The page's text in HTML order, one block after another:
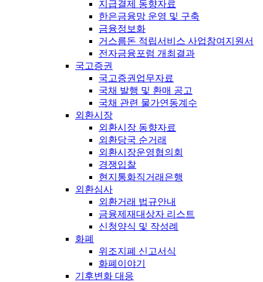
지급결제 동향자료
한은금융망 운영 및 구축
금융정보화
거스름돈 적립서비스 사업참여지원서
전자금융포럼 개최결과
국고증권
국고증권업무자료
국채 발행 및 환매 공고
국채 관련 물가연동계수
외환시장
외환시장 동향자료
외환당국 순거래
외환시장운영협의회
경쟁입찰
현지통화직거래은행
외환심사
외환거래 법규안내
금융제재대상자 리스트
신청양식 및 작성례
화폐
위조지폐 신고서식
화폐이야기
기후변화 대응